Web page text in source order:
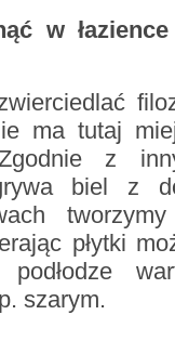
w
ma tutaj
z
biel z
płytki
szarym.